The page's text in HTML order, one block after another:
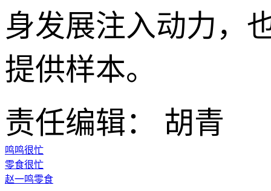
身发展注入动力，
提供样本。
责任编辑： 胡青
鸣鸣很忙
零食很忙
赵一鸣零食